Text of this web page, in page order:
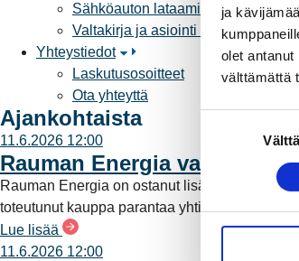
ja
olet
välttämättä
s
t
Sähköauton lataaminen
Valtakirja ja asiointi toisen puolesta
Yhteystiedot
Laskutusosoitteet
Ota yhteyttä
Ajankohtaista
11.6.2026 12:00
Rauman Energia vahvistaa
Rauman Energia on ostanut lisää osuuksia
toteutunut kauppa parantaa yhtiön
Lue lisää
11.6.2026 12:00